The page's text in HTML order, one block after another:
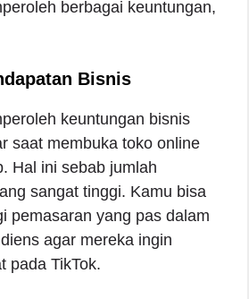
berbagai keuntungan,
Bisnis
keuntungan bisnis
saat membuka toko online
Hal ini sebab jumlah
sangat tinggi. Kamu bisa
pemasaran yang pas dalam
agar mereka ingin
pada TikTok.